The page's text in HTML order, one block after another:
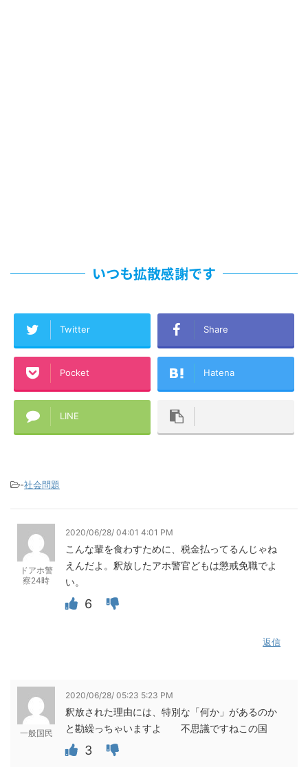
いつも拡散感謝です
Twitter Share
Pocket Hatena
LINE
-社会問題
ドアホ警
察24時
2020/06/28/ 04:01 4:01 PM
こんな輩を食わすために、税金払ってるんじゃね
えんだよ。釈放したアホ警官どもは懲戒免職でよ
い。
6
返信
一般国民
2020/06/28/ 05:23 5:23 PM
釈放された理由には、特別な「何か」があるのか
と勘繰っちゃいますよ 不思議ですねこの国
3